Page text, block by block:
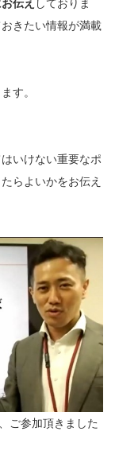
伝え しておりま
きたい情報が満載
す。
いけない重要なポ
らよいかをお伝え
ご参加頂きました